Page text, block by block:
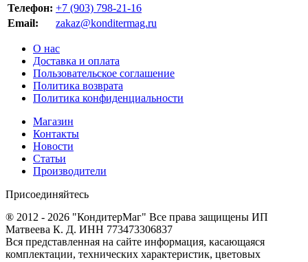
Телефон: +7 (903) 798-21-16
Email:
zakaz@konditermag.ru
О нас
Доставка и оплата
Пользовательское соглашение
Политика возврата
Политика конфиденциальности
Магазин
Контакты
Новости
Статьи
Производители
Присоединяйтесь
® 2012 - 2026 "КондитерМаг" Все права защищены ИП
Матвеева К. Д. ИНН 773473306837
Вся представленная на сайте информация, касающаяся
комплектации, технических характеристик, цветовых